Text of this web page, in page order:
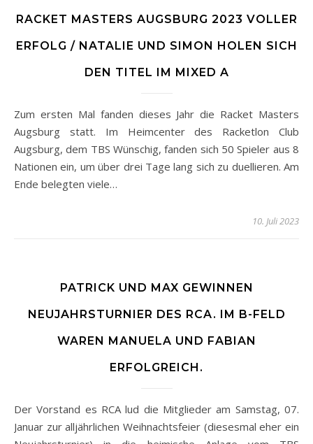
RACKET MASTERS AUGSBURG 2023 VOLLER
ERFOLG / NATALIE UND SIMON HOLEN SICH
DEN TITEL IM MIXED A
Zum ersten Mal fanden dieses Jahr die Racket Masters
Augsburg statt. Im Heimcenter des Racketlon Club
Augsburg, dem TBS Wünschig, fanden sich 50 Spieler aus 8
Nationen ein, um über drei Tage lang sich zu duellieren. Am
Ende belegten viele…
10. Juli 2023
PATRICK UND MAX GEWINNEN
NEUJAHRSTURNIER DES RCA. IM B-FELD
WAREN MANUELA UND FABIAN
ERFOLGREICH.
Der Vorstand es RCA lud die Mitglieder am Samstag, 07.
Januar zur alljährlichen Weihnachtsfeier (diesesmal eher ein